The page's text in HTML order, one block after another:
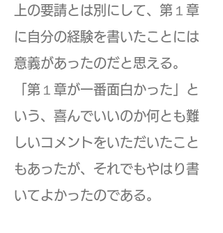
上の要請とは別にして、第１章
に自分の経験を書いたことには
意義があったのだと思える。
「第１章が一番面白かった」と
いう、喜んでいいのか何とも難
しいコメントをいただいたこと
もあったが、それでもやはり書
いてよかったのである。